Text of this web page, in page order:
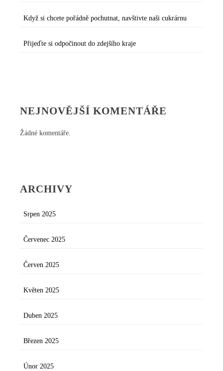
Když si chcete pořádně pochutnat, navštivte naši cukrárnu
Přijeďte si odpočinout do zdejšího kraje
NEJNOVĚJŠÍ KOMENTÁŘE
Žádné komentáře.
ARCHIVY
Srpen 2025
Červenec 2025
Červen 2025
Květen 2025
Duben 2025
Březen 2025
Únor 2025